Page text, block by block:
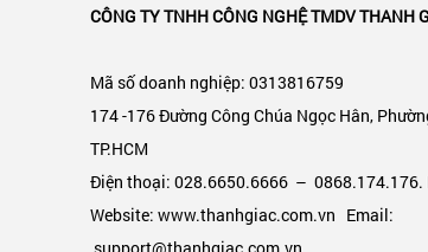
CÔNG TY TNHH CÔNG NGHỆ TMDV THANH
Mã số doanh nghiệp: 0313816759
174 -176 Đường Công Chúa Ngọc Hân,
TP.HCM
Điện thoại: 028.6650.6666 – 0868.174.176.
Website: www.thanhgiac.com.vn Email: